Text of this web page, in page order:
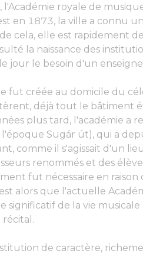
l'Académie royale de
en 1873, la ville a connu
cela, elle est rapidement
la naissance des
jour le besoin d'un
fut créée au domicile du
déjà tout le bâtiment
plus tard, l'académie a
l'époque Sugár út), qui a
comme il s'agissait d'un
renommés et des
fut nécessaire en raison
alors que l'actuelle
de la vie
récital.
de caractère,